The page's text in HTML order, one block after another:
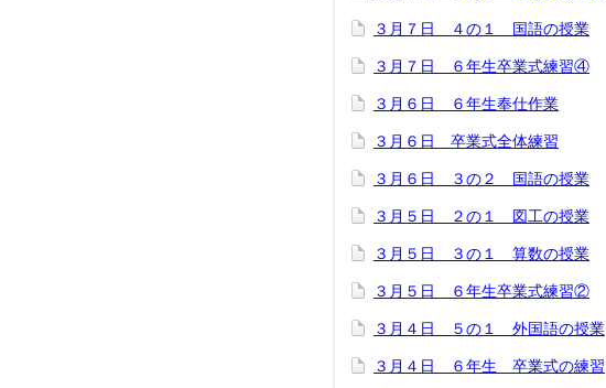
３月７日 ４の１ 国語の授業
３月７日 ６年生卒業式練習④
３月６日 ６年生奉仕作業
３月６日 卒業式全体練習
３月６日 ３の２ 国語の授業
３月５日 ２の１ 図工の授業
３月５日 ３の１ 算数の授業
３月５日 ６年生卒業式練習②
３月４日 ５の１ 外国語の授業
３月４日 ６年生 卒業式の練習